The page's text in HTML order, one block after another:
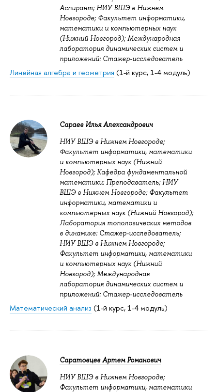
Аспирант; НИУ ВШЭ в Нижнем
Новгороде; Факультет информатики,
математики и компьютерных наук
(Нижний Новгород); Международная
лаборатория динамических систем и
приложений: Стажер-исследователь
Линейная алгебра и геометрия (1-й курс, 1-4 модуль)
Сараев Илья Александрович
НИУ ВШЭ в Нижнем Новгороде;
Факультет информатики, математики
и компьютерных наук (Нижний
Новгород); Кафедра фундаментальной
математики: Преподаватель; НИУ
ВШЭ в Нижнем Новгороде; Факультет
информатики, математики и
компьютерных наук (Нижний Новгород);
Лаборатория топологических методов
в динамике: Стажер-исследователь;
НИУ ВШЭ в Нижнем Новгороде;
Факультет информатики, математики
и компьютерных наук (Нижний
Новгород); Международная
лаборатория динамических систем и
приложений: Стажер-исследователь
Математический анализ (1-й курс, 1-4 модуль)
Саратовцев Артем Романович
НИУ ВШЭ в Нижнем Новгороде;
Факультет информатики, математики